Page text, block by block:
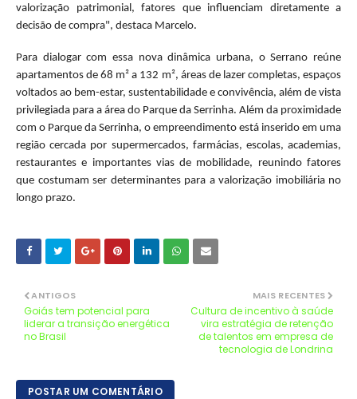
valorização patrimonial, fatores que influenciam diretamente a
decisão de compra", destaca Marcelo.
Para dialogar com essa nova dinâmica urbana, o Serrano reúne
apartamentos de 68 m² a 132 m², áreas de lazer completas, espaços
voltados ao bem-estar, sustentabilidade e convivência, além de vista
privilegiada para a área do Parque da Serrinha. Além da proximidade
com o Parque da Serrinha, o empreendimento está inserido em uma
região cercada por supermercados, farmácias, escolas, academias,
restaurantes e importantes vias de mobilidade, reunindo fatores
que costumam ser determinantes para a valorização imobiliária no
longo prazo.
MAIS RECENTES
Cultura de incentivo à saúde
vira estratégia de retenção
de talentos em empresa de
tecnologia de Londrina
ANTIGOS
Goiás tem potencial para
liderar a transição energética
no Brasil
POSTAR UM COMENTÁRIO